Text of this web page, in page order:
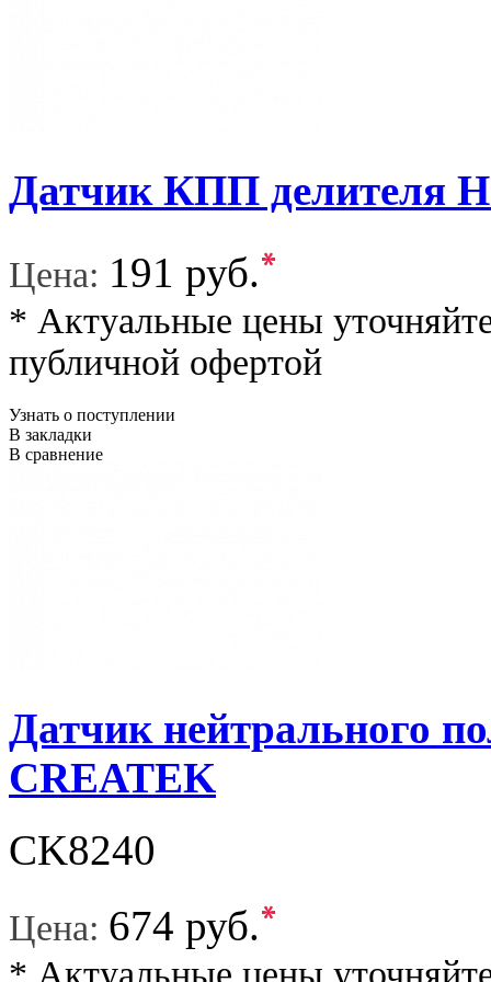
Датчик КПП делителя
Цена: 191 руб.*
* Актуальные цены
публичной офертой
Узнать о поступлении
В закладки
В сравнение
Датчик нейтрального
CREATEK
CK8240
Цена: 674 руб.*